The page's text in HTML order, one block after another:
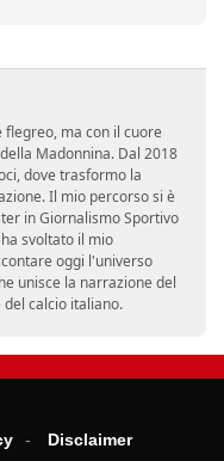
flegreo, ma con il cuore
Madonnina. Dal 2018
dove trasformo la
Il mio percorso si è
in Giornalismo Sportivo
svoltato il mio
oggi l'universo
unisce la narrazione del
calcio italiano.
Disclaimer